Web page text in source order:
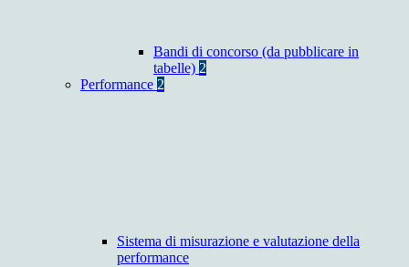
Bandi di concorso (da pubblicare in
tabelle) 2
Performance 2
Sistema di misurazione e valutazione della
performance